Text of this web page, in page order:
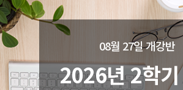
08월 27일 개강반
2026년 2학